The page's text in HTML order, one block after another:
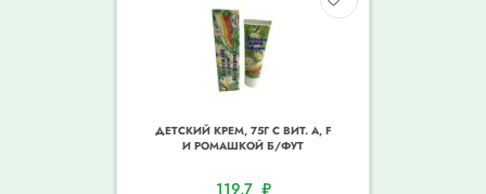
ДЕТСКИЙ КРЕМ, 75Г С ВИТ. А, F
И РОМАШКОЙ Б/ФУТ
119,7 ₽